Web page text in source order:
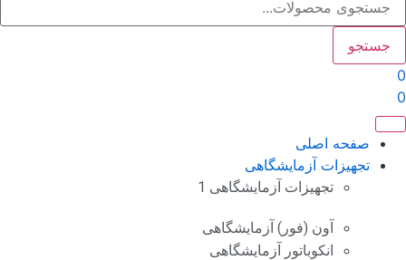
جستجو
صفحه اصلی
تجهیزات آزمایشگاهی
تجهیزات آزمایشگاهی 1
آون (فور) آزمایشگاهی
انکوباتور آزمایشگاهی